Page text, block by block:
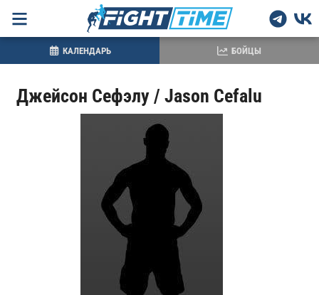
Джейсон Сефэлу / Jason Cefalu
КАЛЕНДАРЬ БОЙЦЫ